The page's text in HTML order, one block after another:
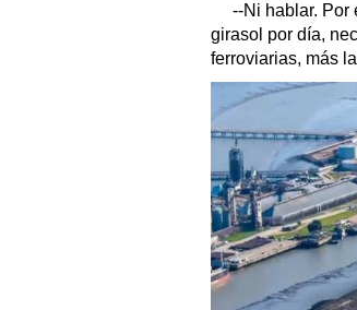
--Ni hablar. Por
girasol por día,
ferroviarias, más